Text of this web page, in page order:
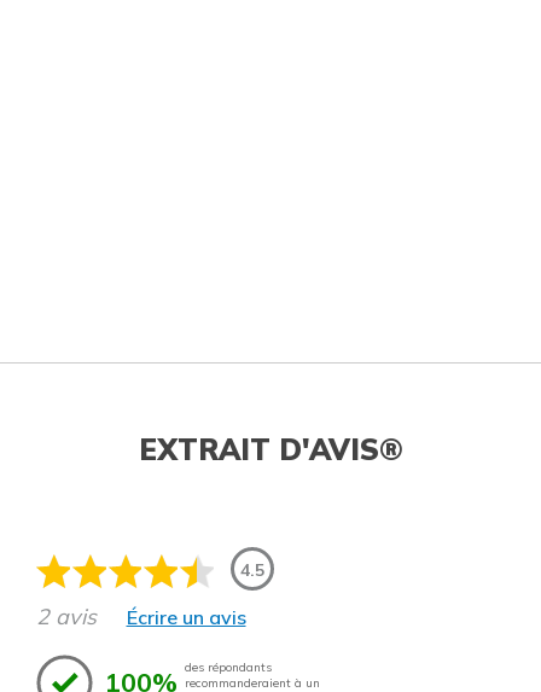
EXTRAIT D'AVIS®
4.5
2 avis Écrire un avis
100% des répondants
recommanderaient à un